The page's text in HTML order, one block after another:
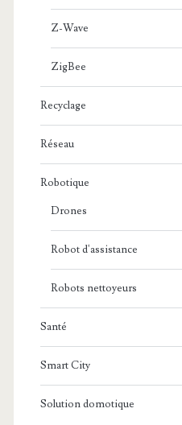
Z-Wave
ZigBee
Recyclage
Réseau
Robotique
Drones
Robot d'assistance
Robots nettoyeurs
Santé
Smart City
Solution domotique